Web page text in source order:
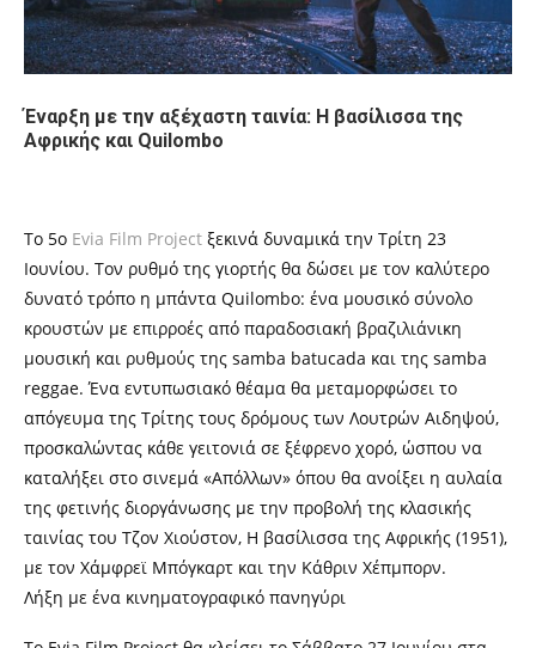
Έναρξη με την αξέχαστη ταινία: Η βασίλισσα της
Αφρικής και Quilombo
Το 5ο Evia Film Project ξεκινά δυναμικά την Τρίτη 23
Ιουνίου. Τον ρυθμό της γιορτής θα δώσει με τον καλύτερο
δυνατό τρόπο η μπάντα Quilombo: ένα μουσικό σύνολο
κρουστών με επιρροές από παραδοσιακή βραζιλιάνικη
μουσική και ρυθμούς της samba batucada και της samba
reggae. Ένα εντυπωσιακό θέαμα θα μεταμορφώσει το
απόγευμα της Τρίτης τους δρόμους των Λουτρών Αιδηψού,
προσκαλώντας κάθε γειτονιά σε ξέφρενο χορό, ώσπου να
καταλήξει στο σινεμά «Απόλλων» όπου θα ανοίξει η αυλαία
της φετινής διοργάνωσης με την προβολή της κλασικής
ταινίας του Τζον Χιούστον, Η βασίλισσα της Αφρικής (1951),
με τον Χάμφρεϊ Μπόγκαρτ και την Κάθριν Χέπμπορν.
Λήξη με ένα κινηματογραφικό πανηγύρι